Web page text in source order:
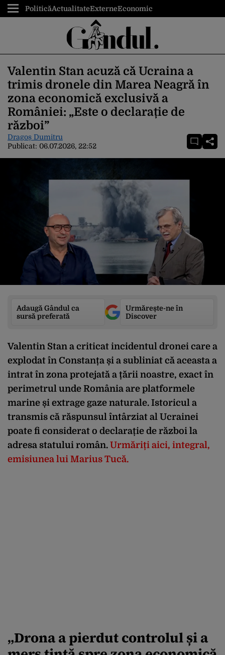
PoliticăActualitateExterneEconomic
Valentin Stan acuză că Ucraina a
trimis dronele din Marea Neagră în
zona economică exclusivă a
României: „Este o declarație de
război”
Dragoș Dumitru
Publicat: 06.07.2026, 22:52
Adaugă Gândul ca
sursă preferată
Urmărește-ne în
Discover
Valentin Stan a criticat incidentul dronei care a
explodat în Constanța și a subliniat că aceasta a
intrat în zona protejată a țării noastre, exact în
perimetrul unde România are platformele
marine și extrage gaze naturale. Istoricul a
transmis că răspunsul întârziat al Ucrainei
poate fi considerat o declarație de război la
adresa statului român. Urmăriți aici, integral,
emisiunea lui Marius Tucă.
„Drona a pierdut controlul și a